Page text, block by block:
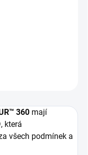
360 mají
, která
všech podmínek a